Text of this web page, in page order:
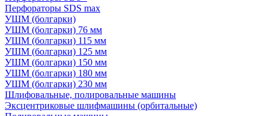
Перфораторы SDS max
УШМ (болгарки)
УШМ (болгарки) 76 мм
УШМ (болгарки) 115 мм
УШМ (болгарки) 125 мм
УШМ (болгарки) 150 мм
УШМ (болгарки) 180 мм
УШМ (болгарки) 230 мм
Шлифовальные, полировальные машины
Эксцентриковые шлифмашины (орбитальные)